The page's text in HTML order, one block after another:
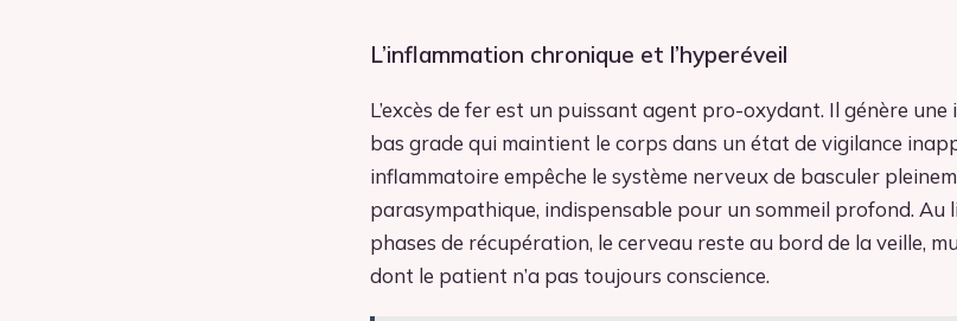
L’inflammation chronique et l’hyperéveil
L’excès de fer est un puissant agent pro-oxydant. Il génère
bas grade qui maintient le corps dans un état de vigilance
inflammatoire empêche le système nerveux de basculer
parasympathique, indispensable pour un sommeil profond. Au
phases de récupération, le cerveau reste au bord de la veille,
dont le patient n’a pas toujours conscience.